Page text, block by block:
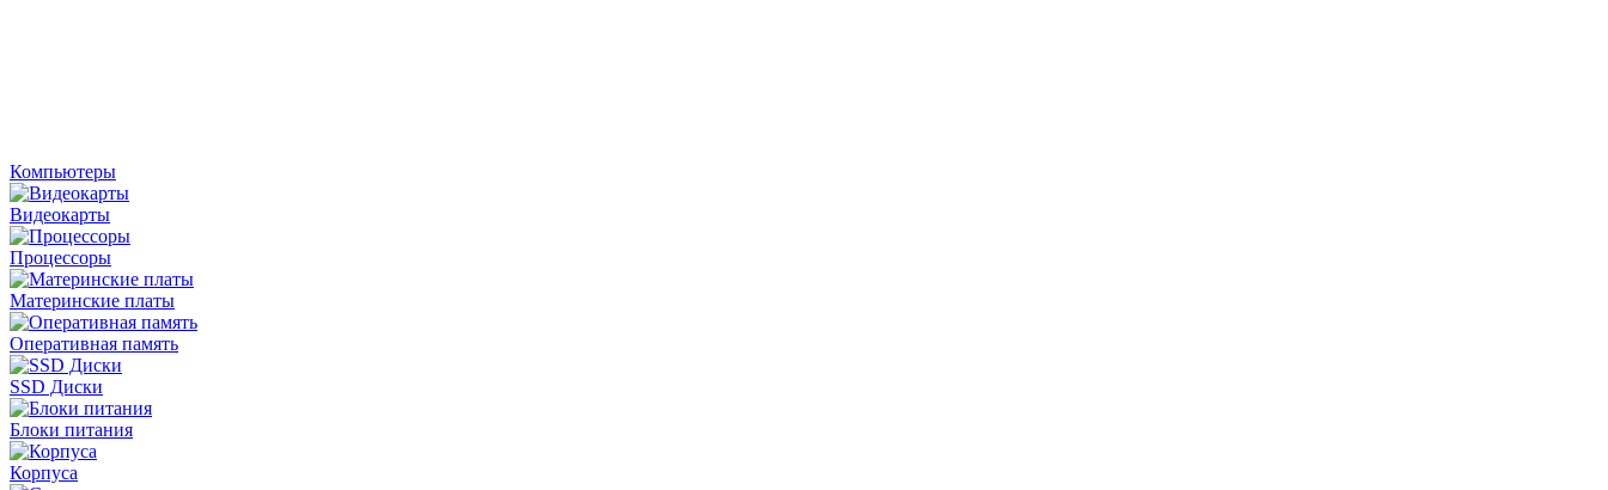
Компьютеры
Видеокарты
Процессоры
Материнские платы
Оперативная память
SSD Диски
Блоки питания
Корпуса